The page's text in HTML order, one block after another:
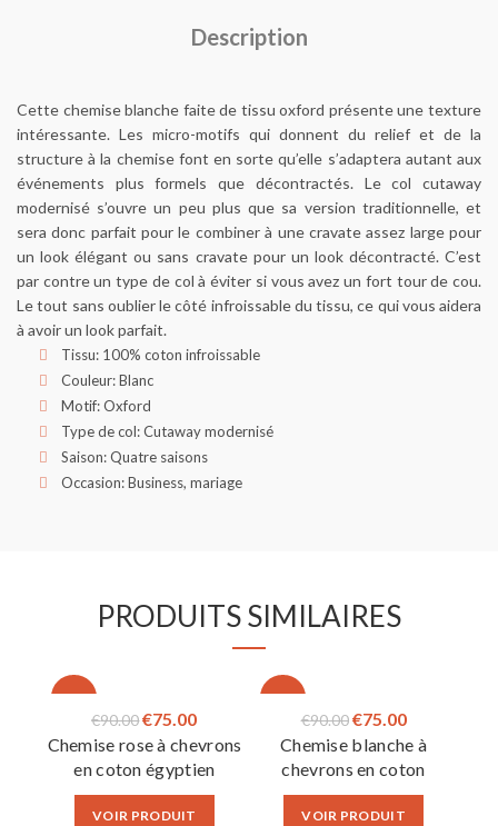
Description
Cette chemise blanche faite de tissu oxford présente une texture
intéressante. Les micro-motifs qui donnent du relief et de la
structure à la chemise font en sorte qu’elle s’adaptera autant aux
événements plus formels que décontractés. Le col cutaway
modernisé s’ouvre un peu plus que sa version traditionnelle, et
sera donc parfait pour le combiner à une cravate assez large pour
un look élégant ou sans cravate pour un look décontracté. C’est
par contre un type de col à éviter si vous avez un fort tour de cou.
Le tout sans oublier le côté infroissable du tissu, ce qui vous aidera
à avoir un look parfait.
Tissu: 100% coton infroissable
Couleur: Blanc
Motif: Oxford
Type de col: Cutaway modernisé
Saison: Quatre saisons
Occasion: Business, mariage
PRODUITS SIMILAIRES
-17%
€90.00Le
prix
initial
était :
€75.00Le
prix
actuel
est :
Chemise rose à chevrons
en coton égyptien
VOIR PRODUIT
-17%
€90.00 Le
prix
initial
était :
€75.00Le
prix
actuel
est :
Chemise blanche à
chevrons en coton
égyptien
VOIR PRODUIT